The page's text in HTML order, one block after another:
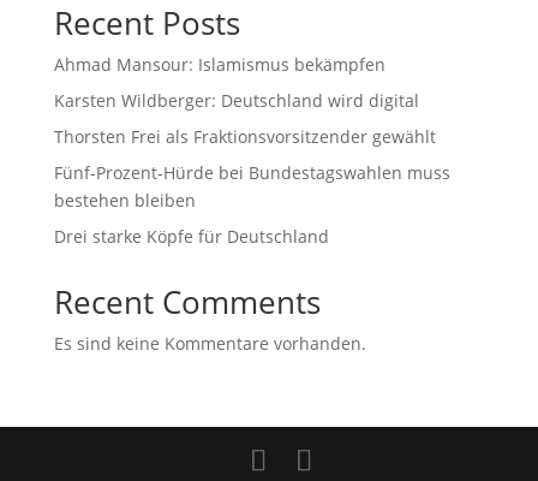
Recent Posts
Ahmad Mansour: Islamismus bekämpfen
Karsten Wildberger: Deutschland wird digital
Thorsten Frei als Fraktionsvorsitzender gewählt
Fünf-Prozent-Hürde bei Bundestagswahlen muss
bestehen bleiben
Drei starke Köpfe für Deutschland
Recent Comments
Es sind keine Kommentare vorhanden.